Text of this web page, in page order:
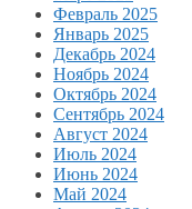
Февраль 2025
Январь 2025
Декабрь 2024
Ноябрь 2024
Октябрь 2024
Сентябрь 2024
Август 2024
Июль 2024
Июнь 2024
Май 2024